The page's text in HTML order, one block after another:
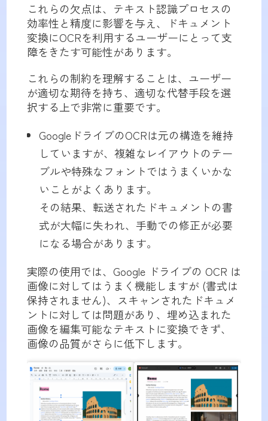
これらの欠点は、テキスト認識プロセスの
効率性と精度に影響を与え、ドキュメント
変換にOCRを利用するユーザーにとって支
障をきたす可能性があります。
これらの制約を理解することは、ユーザー
が適切な期待を持ち、適切な代替手段を選
択する上で非常に重要です。
GoogleドライブのOCRは元の構造を維持
していますが、複雑なレイアウトのテー
ブルや特殊なフォントではうまくいかな
いことがよくあります。
その結果、転送されたドキュメントの書
式が大幅に失われ、手動での修正が必要
になる場合があります。
実際の使用では、Google ドライブの OCR は
画像に対してはうまく機能しますが (書式は
保持されません)、スキャンされたドキュメ
ントに対しては問題があり、埋め込まれた
画像を編集可能なテキストに変換できず、
画像の品質がさらに低下します。